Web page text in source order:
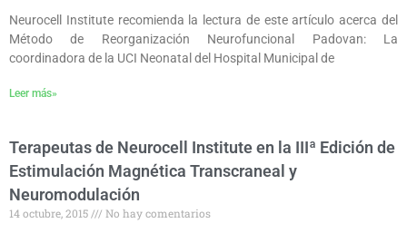
Neurocell Institute recomienda la lectura de este artículo acerca del
Método de Reorganización Neurofuncional Padovan: La
coordinadora de la UCI Neonatal del Hospital Municipal de
Leer más»
Terapeutas de Neurocell Institute en la IIIª Edición de
Estimulación Magnética Transcraneal y
Neuromodulación
14 octubre, 2015
No hay comentarios